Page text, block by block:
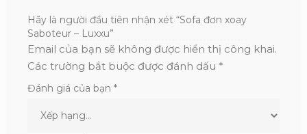
Hãy là người đầu tiên nhận xét “Sofa đơn xoay
Saboteur – Luxxu”
Email của bạn sẽ không được hiển thị công khai.
Các trường bắt buộc được đánh dấu *
Đánh giá của bạn *